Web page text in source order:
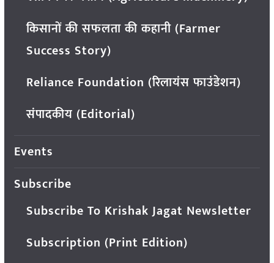
किसानों की सफलता की कहानी (Farmer
Success Story)
Reliance Foundation (रिलायंस फाउंडेशन)
संपादकीय (Editorial)
Events
Subscribe
Subscribe To Krishak Jagat Newsletter
Subscription (Print Edition)